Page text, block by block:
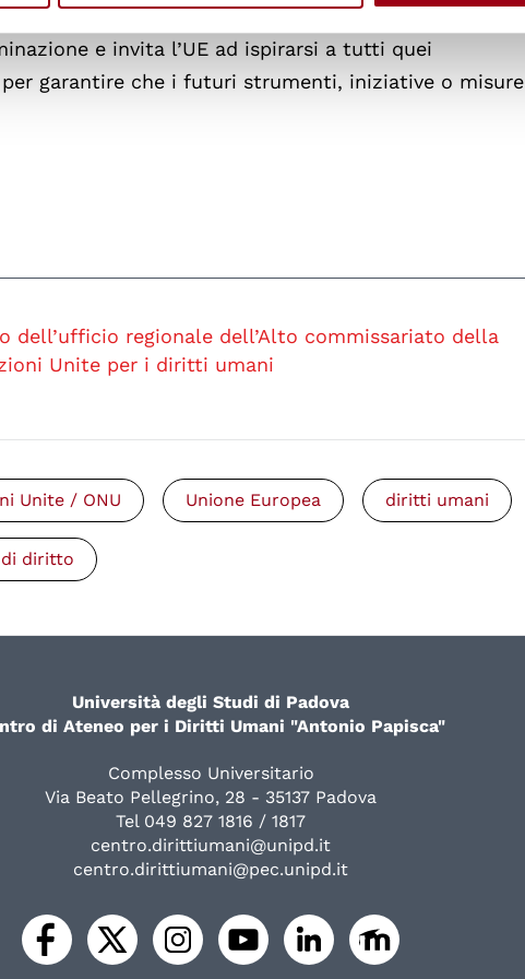
di trasparenza, inclusione,
e invita l’UE ad ispirarsi a tutti quei
garantire che i futuri strumenti, iniziative o misure
dell’ufficio regionale dell’Alto commissariato della
Unite per i diritti umani
Unite / ONU Unione Europea diritti umani
diritto
Università degli Studi di Padova
di Ateneo per i Diritti Umani "Antonio Papisca"
Complesso Universitario
Via Beato Pellegrino, 28 - 35137 Padova
Tel 049 827 1816 / 1817
centro.dirittiumani@unipd.it
centro.dirittiumani@pec.unipd.it